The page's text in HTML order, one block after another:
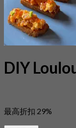
DIY
最高折扣 29%